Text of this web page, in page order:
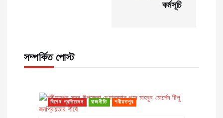
v
কর্মসূচি
সম্পর্কিত পোস্ট
বিশেষ প্রতিবেদন রাজনীতি শরীয়তপুর